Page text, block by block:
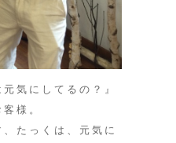
気にしてるの？』
様。
たっくは、元気に